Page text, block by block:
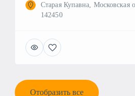
Старая Купавна, Московская
142450
Отобразить все